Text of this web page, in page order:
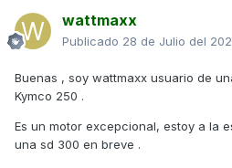
wattmaxx
Publicado 28 de Julio del
Buenas , soy wattmaxx usuario de
Kymco 250 .
Es un motor excepcional, estoy a la
una sd 300 en breve .